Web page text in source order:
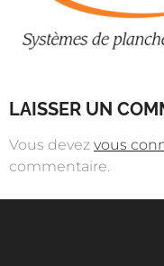
LAISSER UN
Vous devez vous
commentaire.